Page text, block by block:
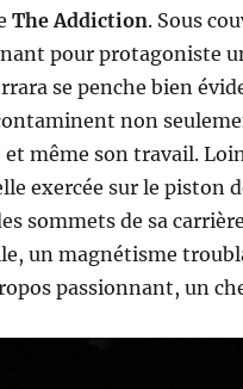
The Addiction. Sous
pour protagoniste
se penche bien
non
même son travail.
exercée sur le piston
sommets de sa
un magnétisme
passionnant, un